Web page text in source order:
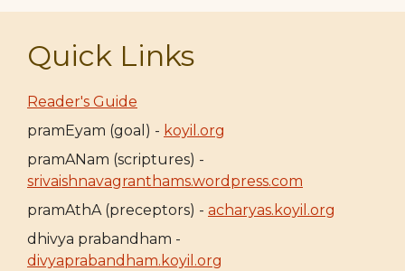
Quick Links
Reader's Guide
pramEyam (goal) - koyil.org
pramANam (scriptures) -
srivaishnavagranthams.wordpress.com
pramAthA (preceptors) - acharyas.koyil.org
dhivya prabandham -
divyaprabandham.koyil.org